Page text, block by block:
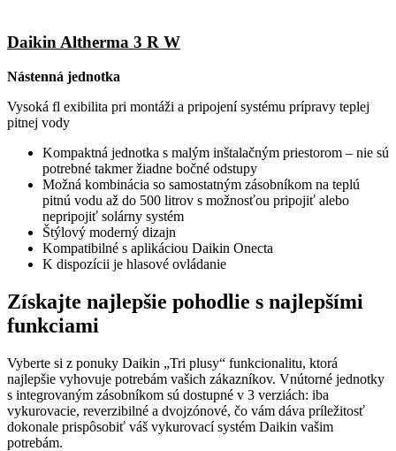
Daikin Altherma 3 R W
Nástenná jednotka
Vysoká fl exibilita pri montáži a pripojení systému prípravy teplej
pitnej vody
Kompaktná jednotka s malým inštalačným priestorom – nie sú
potrebné takmer žiadne bočné odstupy
Možná kombinácia so samostatným zásobníkom na teplú
pitnú vodu až do 500 litrov s možnosťou pripojiť alebo
nepripojiť solárny systém
Štýlový moderný dizajn
Kompatibilné s aplikáciou Daikin Onecta
K dispozícii je hlasové ovládanie
Získajte najlepšie pohodlie s najlepšími
funkciami
Vyberte si z ponuky Daikin „Tri plusy“ funkcionalitu, ktorá
najlepšie vyhovuje potrebám vašich zákazníkov. Vnútorné jednotky
s integrovaným zásobníkom sú dostupné v 3 verziách: iba
vykurovacie, reverzibilné a dvojzónové, čo vám dáva príležitosť
dokonale prispôsobiť váš vykurovací systém Daikin vašim
potrebám.